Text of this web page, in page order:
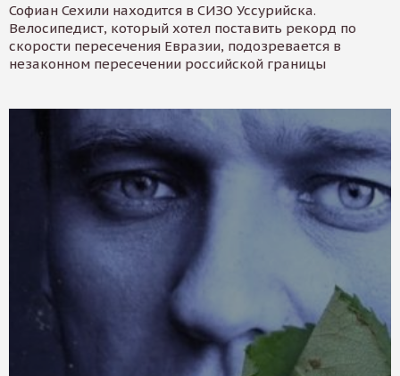
Софиан Сехили находится в СИЗО Уссурийска.
Велосипедист, который хотел поставить рекорд по
скорости пересечения Евразии, подозревается в
незаконном пересечении российской границы